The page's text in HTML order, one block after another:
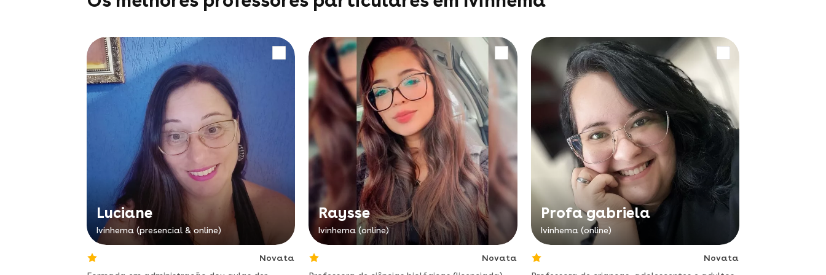
Luciane
Ivinhema (presencial & online)
Novata
Raysse
Ivinhema (online)
Novata
Profa gabriela
Ivinhema (online)
Novata